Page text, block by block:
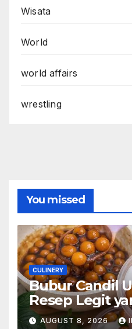
Wisata
World
world affairs
wrestling
You missed
CULINERY
Bubur Candil
Resep Legit
AUGUST 8, 2026